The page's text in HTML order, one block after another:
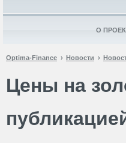
Optima-Finance Новости
Цены на
О